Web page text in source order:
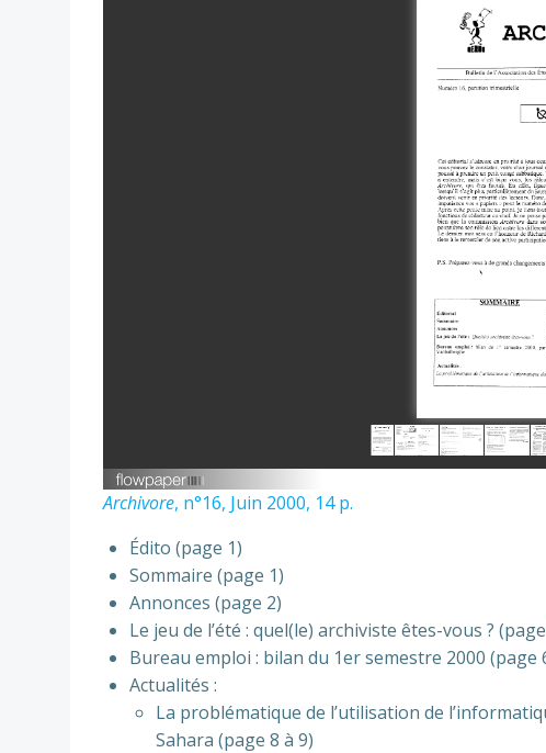
Archivore, n°16, Juin 2000, 14 p.
Édito (page 1)
Sommaire (page 1)
Annonces (page 2)
Le jeu de l’été : quel(le) archiviste êtes-vous ?
Bureau emploi : bilan du 1er semestre 2000 (page
Actualités :
La problématique de l’utilisation de
Sahara (page 8 à 9)